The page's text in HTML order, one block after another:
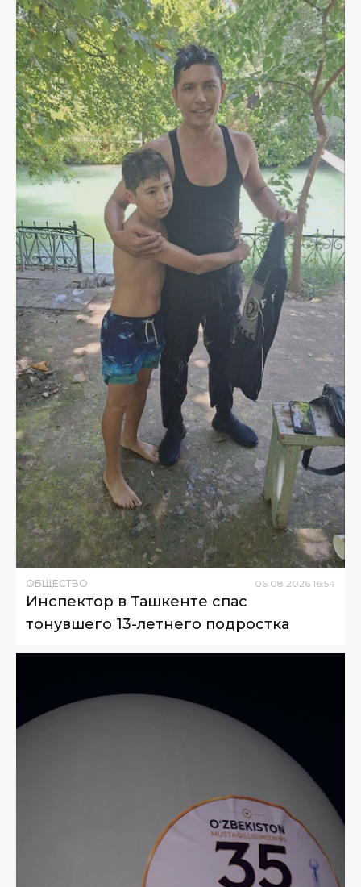
ОБЩЕСТВО 06.08.2026 16:54
Инспектор в Ташкенте спас
тонувшего 13-летнего подростка